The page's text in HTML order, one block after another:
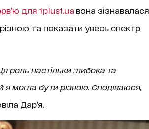
для 1plus1.ua вона зізнавалася,
та показати увесь спектр
роль настільки глибока та
я могла бути різною. Сподіваюся,
Дар’я.